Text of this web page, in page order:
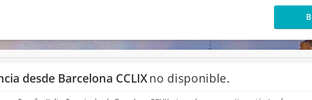
desde Barcelona CCLIXno disponible.